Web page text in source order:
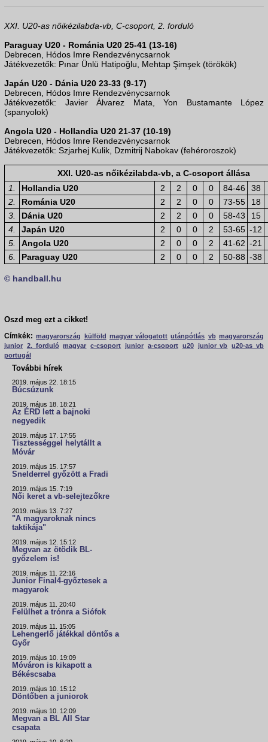
XXI. U20-as nőikézilabda-vb, C-csoport, 2. forduló
Paraguay U20 - Románia U20 25-41 (13-16)
Debrecen, Hódos Imre Rendezvénycsarnok
Játékvezetők: Pınar Ünlü Hatipoğlu, Mehtap Şimşek (törökök)
Japán U20 - Dánia U20 23-33 (9-17)
Debrecen, Hódos Imre Rendezvénycsarnok
Játékvezetők: Javier Álvarez Mata, Yon Bustamante López
(spanyolok)
Angola U20 - Hollandia U20 21-37 (10-19)
Debrecen, Hódos Imre Rendezvénycsarnok
Játékvezetők: Szjarhej Kulik, Dzmitrij Nabokav (fehéroroszok)
XXI. U20-as nőikézilabda-vb, a C-csoport állása
1.
Hollandia U20 2 2 0 0 84-46
38
2.
Románia U20 2 2 0 0 73-55
18
3.
Dánia U20 2 2 0 0 58-43
15
4.
Japán U20 2 0 0 2 53-65 -12
5.
Angola U20 2 0 0 2 41-62 -21
6.
Paraguay U20 2 0 0 2 50-88 -38
© handball.hu
Oszd meg ezt a cikket!
Címkék: magyarország külföld magyar válogatott utánpótlás vb magyarország
junior 2. forduló magyar c-csoport junior a-csoport u20 junior vb
u20-as vb
portugál
További hírek
2019. május 22. 18:15
Búcsúzunk
2019. május 18. 18:21
Az ÉRD lett a bajnoki
negyedik
2019. május 17. 17:55
Tisztességgel helytállt a
Móvár
2019. május 15. 17:57
Snelderrel győzött a Fradi
2019. május 15. 7:19
Női keret a vb-selejtezőkre
2019. május 13. 7:27
"A magyaroknak nincs
taktikája"
2019. május 12. 15:12
Megvan az ötödik BL-
győzelem is!
2019. május 11. 22:16
Junior Final4-győztesek a
magyarok
2019. május 11. 20:40
Felülhet a trónra a Siófok
2019. május 11. 15:05
Lehengerlő játékkal döntős a
Győr
2019. május 10. 19:09
Móváron is kikapott a
Békéscsaba
2019. május 10. 15:12
Döntőben a juniorok
2019. május 10. 12:09
Megvan a BL All Star
csapata